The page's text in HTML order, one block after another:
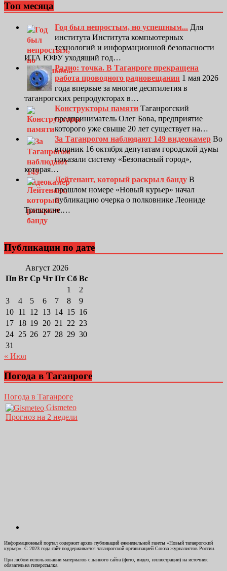
Топ месяца
Год был непростым, но успешным... Для
института Института компьютерных
технологий и информационной безопасности
ИТА ЮФУ уходящий год…
Радио: точка. В Таганроге прекращена
работа проводного радиовещания 1 мая 2026
года впервые за многие десятилетия в
таганрогских репродукторах в…
Конструкторы памяти Таганрогский
предприниматель Олег Бова, предприятие
которого уже свыше 20 лет существует на…
За Таганрогом наблюдают 149 видеокамер Во
вторник 16 октября депутатам городской думы
показали систему «Безопасный город»,
которая…
Лейтенант, который раскрыл банду В
прошлом номере «Новый курьер» начал
публикацию очерка о полковнике Леониде
Тришкине.…
Публикации по дате
Август 2026
Пн Вт Ср Чт Пт Сб Вс
1
2
3
4 5 6 7 8
9
10 11 12 13 14 15 16
17 18 19 20 21 22 23
24 25 26 27 28 29 30
31
« Июл
Погода в Таганроге
Погода в Таганроге
Gismeteo
Прогноз на 2 недели
Информационный портал содержит архив публикаций еженедельной газеты «Новый таганрогский
курьер». С 2023 года сайт поддерживается таганрогской организацией Союза журналистов России.
При любом использовании материалов с данного сайта (фото, видео, иллюстрации) на источник
обязательна гиперссылка.